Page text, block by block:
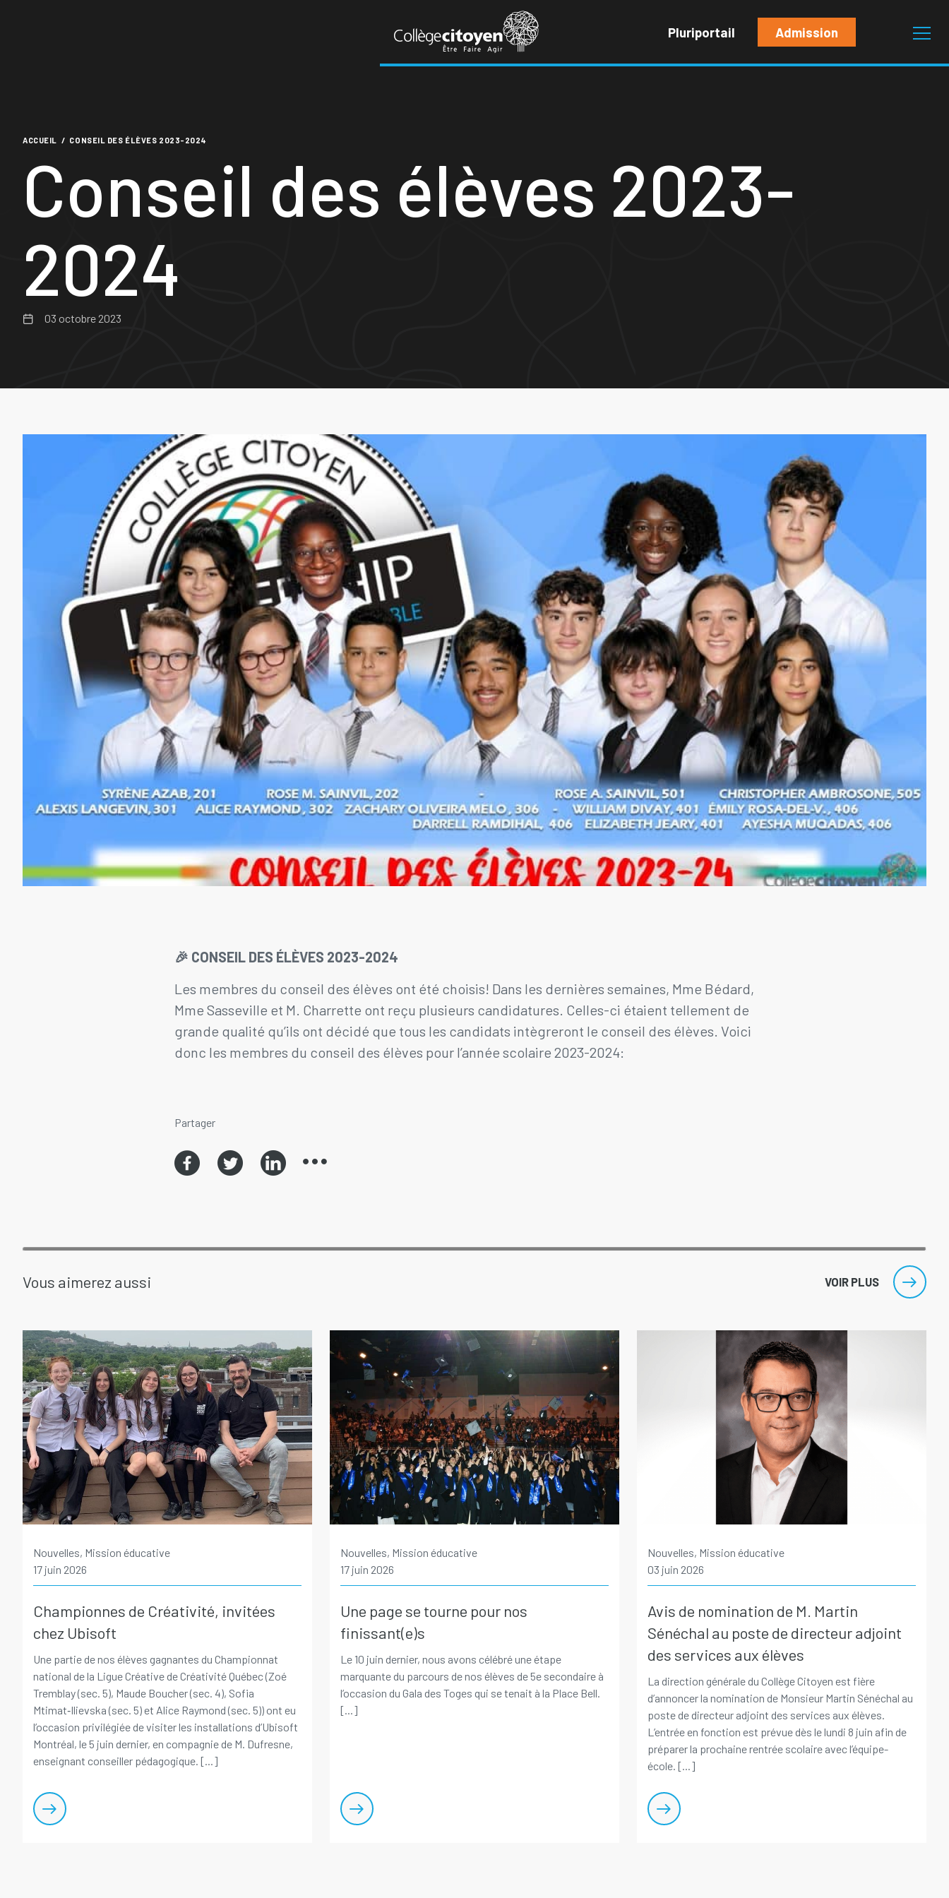
Pluriportail Admission
ACCUEIL / CONSEIL DES ÉLÈVES 2023-2024
Conseil des élèves 2023-
2024
03 octobre 2023
🎉 CONSEIL DES ÉLÈVES 2023-2024
Les membres du conseil des élèves ont été choisis! Dans les dernières semaines, Mme Bédard,
Mme Sasseville et M. Charrette ont reçu plusieurs candidatures. Celles-ci étaient tellement de
grande qualité qu’ils ont décidé que tous les candidats intègreront le conseil des élèves. Voici
donc les membres du conseil des élèves pour l’année scolaire 2023-2024:
Partager
Vous aimerez aussi VOIR PLUS
Nouvelles, Mission éducative
17 juin 2026
Championnes de Créativité, invitées
chez Ubisoft
Une partie de nos élèves gagnantes du Championnat
national de la Ligue Créative de Créativité Québec (Zoé
Tremblay (sec. 5), Maude Boucher (sec. 4), Sofia
Mtimat‑Ilievska (sec. 5) et Alice Raymond (sec. 5)) ont eu
l’occasion privilégiée de visiter les installations d’Ubisoft
Montréal, le 5 juin dernier, en compagnie de M. Dufresne,
enseignant conseiller pédagogique. [...]
Nouvelles, Mission éducative
17 juin 2026
Une page se tourne pour nos
finissant(e)s
Le 10 juin dernier, nous avons célébré une étape
marquante du parcours de nos élèves de 5e secondaire à
l’occasion du Gala des Toges qui se tenait à la Place Bell.
[...]
Nouvelles, Mission éducative
03 juin 2026
Avis de nomination de M. Martin
Sénéchal au poste de directeur adjoint
des services aux élèves
La direction générale du Collège Citoyen est fière
d’annoncer la nomination de Monsieur Martin Sénéchal au
poste de directeur adjoint des services aux élèves.
L’entrée en fonction est prévue dès le lundi 8 juin afin de
préparer la prochaine rentrée scolaire avec l’équipe-
école. [...]